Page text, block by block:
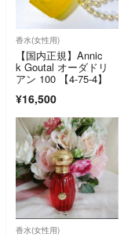
香水(女性用)
【国内正規】Annic
k Goutal オーダドリ
アン 100 【4-75-4】
¥16,500
香水(女性用)